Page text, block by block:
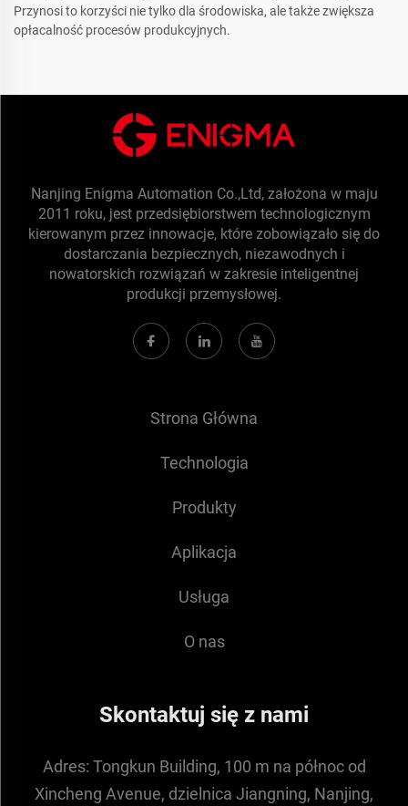
Przynosi to korzyści nie tylko dla środowiska, ale także zwiększa
opłacalność procesów produkcyjnych.
Nanjing Enigma Automation Co.,Ltd, założona w maju
2011 roku, jest przedsiębiorstwem technologicznym
kierowanym przez innowacje, które zobowiązało się do
dostarczania bezpiecznych, niezawodnych i
nowatorskich rozwiązań w zakresie inteligentnej
produkcji przemysłowej.
Strona Główna
Technologia
Produkty
Aplikacja
Usługa
O nas
Skontaktuj się z nami
Adres: Tongkun Building, 100 m na północ od
Xincheng Avenue, dzielnica Jiangning, Nanjing,